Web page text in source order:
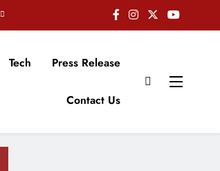
Tech Press Release
Contact Us